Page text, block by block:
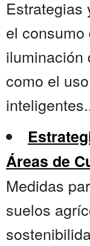
Estrategias
el
iluminación
como el
Áreas de
Medidas
suelos